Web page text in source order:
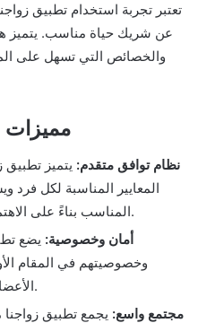
تعتبر تجربة استخدام تطبيق
عن شريك حياة مناسب. يتميز
والخصائص التي تسهل على
مميزات
نظام توافق متقدم: يتميز تطبيق
المعايير المناسبة لكل فرد
المناسب بناءً على الاهتمامات والمواصفات المطلوبة.
أمان وخصوصية: يضع
وخصوصيتهم في المقام
الأعضاء لضمان تجربة آمنة وموثوقة.
مجتمع واسع: يجمع تطبيق زواجنا